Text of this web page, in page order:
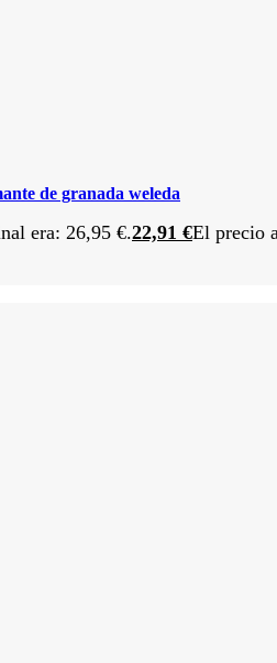
de granada weleda
era: 26,95 €.22,91 €El precio